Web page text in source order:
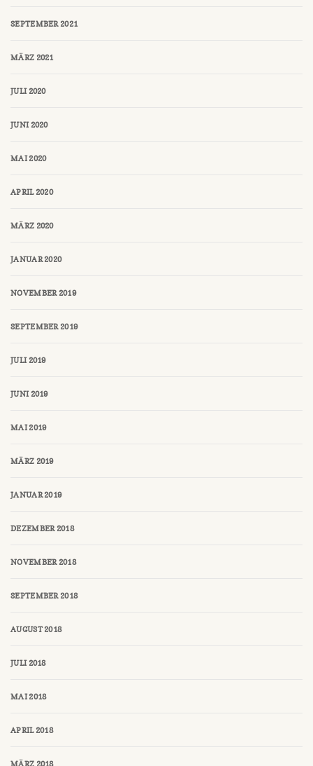
SEPTEMBER 2021
MÄRZ 2021
JULI 2020
JUNI 2020
MAI 2020
APRIL 2020
MÄRZ 2020
JANUAR 2020
NOVEMBER 2019
SEPTEMBER 2019
JULI 2019
JUNI 2019
MAI 2019
MÄRZ 2019
JANUAR 2019
DEZEMBER 2018
NOVEMBER 2018
SEPTEMBER 2018
AUGUST 2018
JULI 2018
MAI 2018
APRIL 2018
MÄRZ 2018